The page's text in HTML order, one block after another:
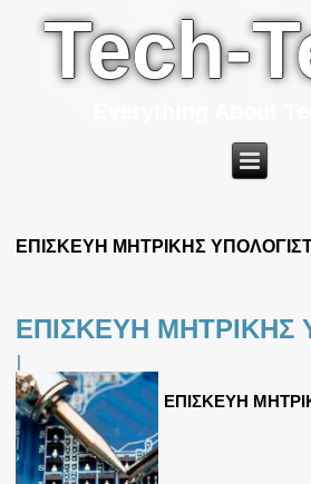
Tech-
ΕΠΙΣΚΕΥΗ ΜΗΤΡΙΚΗΣ
ΕΠΙΣΚΕΥΗ ΜΗΤΡΙΚΗΣ
|
ΕΠΙΣΚΕΥΗ